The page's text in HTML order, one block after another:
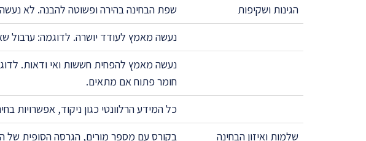
הגינות ושקיפות
שפת הבחינה בהירה ופשוטה להבנה. לא
נעשה מאמץ לעודד יושרה. לדוגמה: ערבול
נעשה מאמץ להפחית חששות ואי ודאות.
חומר פתוח אם מתאים.
כל המידע הרלוונטי כגון ניקוד, אפשרויות
שלמות ואיזון הבחינה
בקורס עם מספר מורים, הגרסה הסופית של